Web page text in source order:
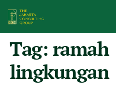
Tag: ramah
lingkungan